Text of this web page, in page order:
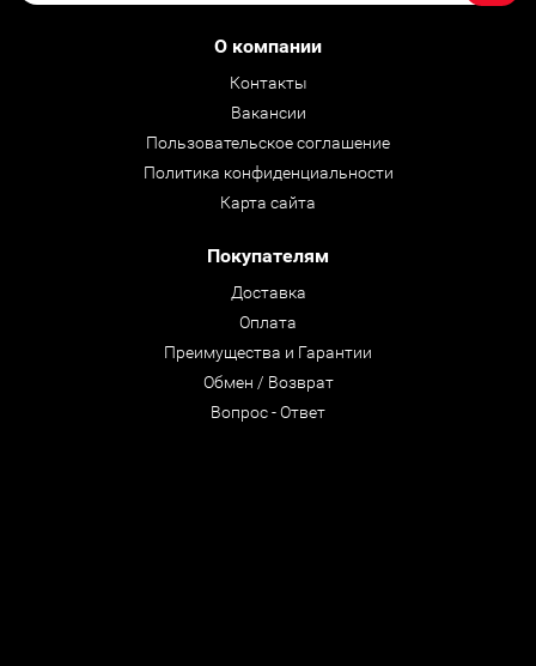
О компании
Контакты
Вакансии
Пользовательское соглашение
Политика конфиденциальности
Карта сайта
Покупателям
Доставка
Оплата
Преимущества и Гарантии
Обмен / Возврат
Вопрос - Ответ